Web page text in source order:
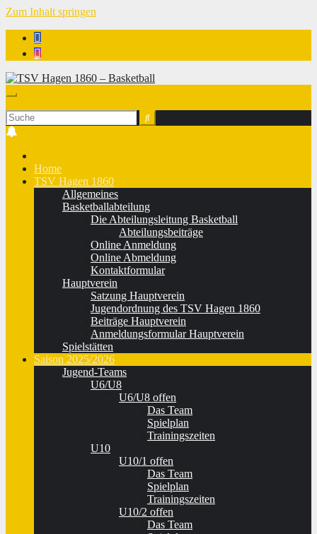
Zum Inhalt springen
Home
TSV Hagen 1860
Allgemeines
Basketballabteilung
Die Abteilungsleitung Basketball
Abteilungsbeiträge
Online Anmeldung
Online Abmeldung
Kontaktformular
Hauptverein
Satzung Hauptverein
Jugendordnung des TSV Hagen 1860
Beiträge Hauptverein
Anmeldungsformular Hauptverein
Spielstätten
Saison 2025/2026
Jugend-Teams
U6/U8
U6/U8 offen
Das Team
Spielplan
Trainingszeiten
U10
U10/1 offen
Das Team
Spielplan
Trainingszeiten
U10/2 offen
Das Team